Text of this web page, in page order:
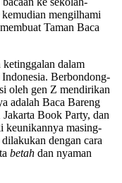
mengilhami
Taman Baca
dalam
Berbondong-
oleh gen Z mendirikan
adalah Baca Bareng
Book Party, dan
keunikannya masing-
dengan cara
betah dan nyaman